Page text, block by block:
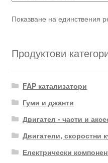
Показване на единствения
Продуктови
FAP катализатори
Гуми и джанти
Двигател - части и
Двигатели, скоростни
Електрически